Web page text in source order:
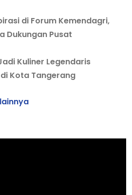
di Forum Kemendagri,
Dukungan Pusat
Kuliner Legendaris
Kota Tangerang